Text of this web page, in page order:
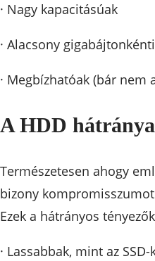
· Nagy kapacitásúak
· Alacsony
· Megbízhatóak (bár nem
A HDD hátránya
Természetesen ahogy
bizony
Ezek a hátrányos
· Lassabbak, mint az SSD-